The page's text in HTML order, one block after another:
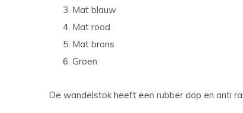
Mat blauw
Mat rood
Mat brons
Groen
De wandelstok heeft een rubber dop en anti